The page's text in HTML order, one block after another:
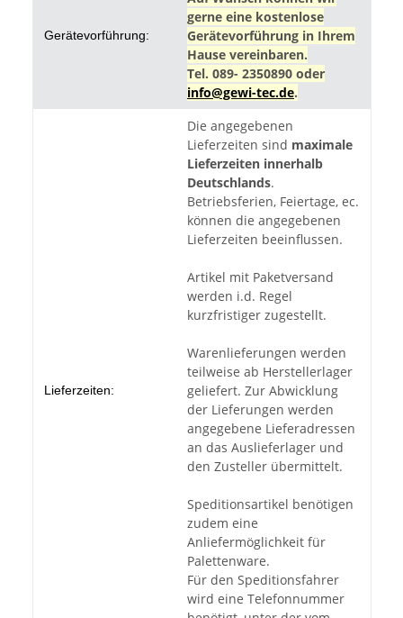
Gerätevorführung:
gerne eine kostenlose
Gerätevorführung in Ihrem
Hause vereinbaren.
Tel. 089- 2350890 oder
info@gewi-tec.de.
Lieferzeiten:
Die angegebenen
Lieferzeiten sind maximale
Lieferzeiten innerhalb
Deutschlands.
Betriebsferien, Feiertage, ec.
können die angegebenen
Lieferzeiten beeinflussen.
Artikel mit Paketversand
werden i.d. Regel
kurzfristiger zugestellt.
Warenlieferungen werden
teilweise ab Herstellerlager
geliefert. Zur Abwicklung
der Lieferungen werden
angegebene Lieferadressen
an das Auslieferlager und
den Zusteller übermittelt.
Speditionsartikel benötigen
zudem eine
Anliefermöglichkeit für
Palettenware.
Für den Speditionsfahrer
wird eine Telefonnummer